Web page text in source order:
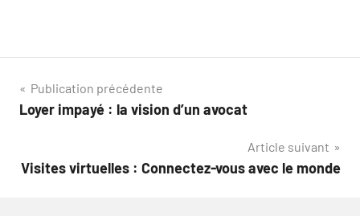
Navigation
de
Publication précédente
Loyer impayé : la vision d’un avocat
Article suivant
Visites virtuelles : Connectez-vous avec le monde